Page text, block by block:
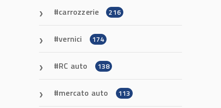
carrozzerie 216
vernici 174
RC auto 138
mercato auto 113